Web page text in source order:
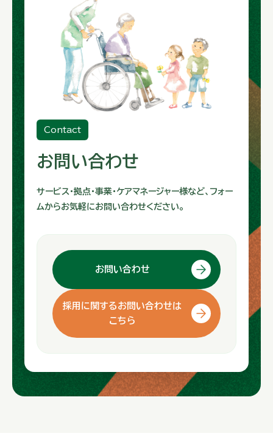
Contact
お問い合わせ
サービス・拠点・事業・ケアマネージャー様など、フォー
ムからお気軽にお問い合わせください。
お問い合わせ
採用に関するお問い合わせは
こちら